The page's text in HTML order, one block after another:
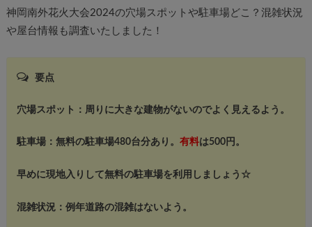
神岡南外花火大会2024の穴場スポットや駐車場どこ？混雑状況
や屋台情報も調査いたしました！
要点
穴場スポット：周りに大きな建物がないのでよく見えるよう。
駐車場：無料の駐車場480台分あり。有料は500円。
早めに現地入りして無料の駐車場を利用しましょう☆
混雑状況：例年道路の混雑はないよう。